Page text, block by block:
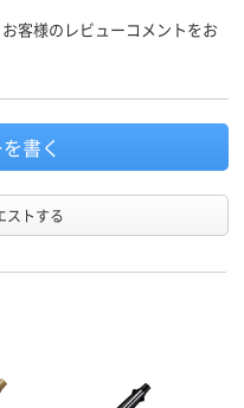
客様のレビューコメントをお
書く
ストする